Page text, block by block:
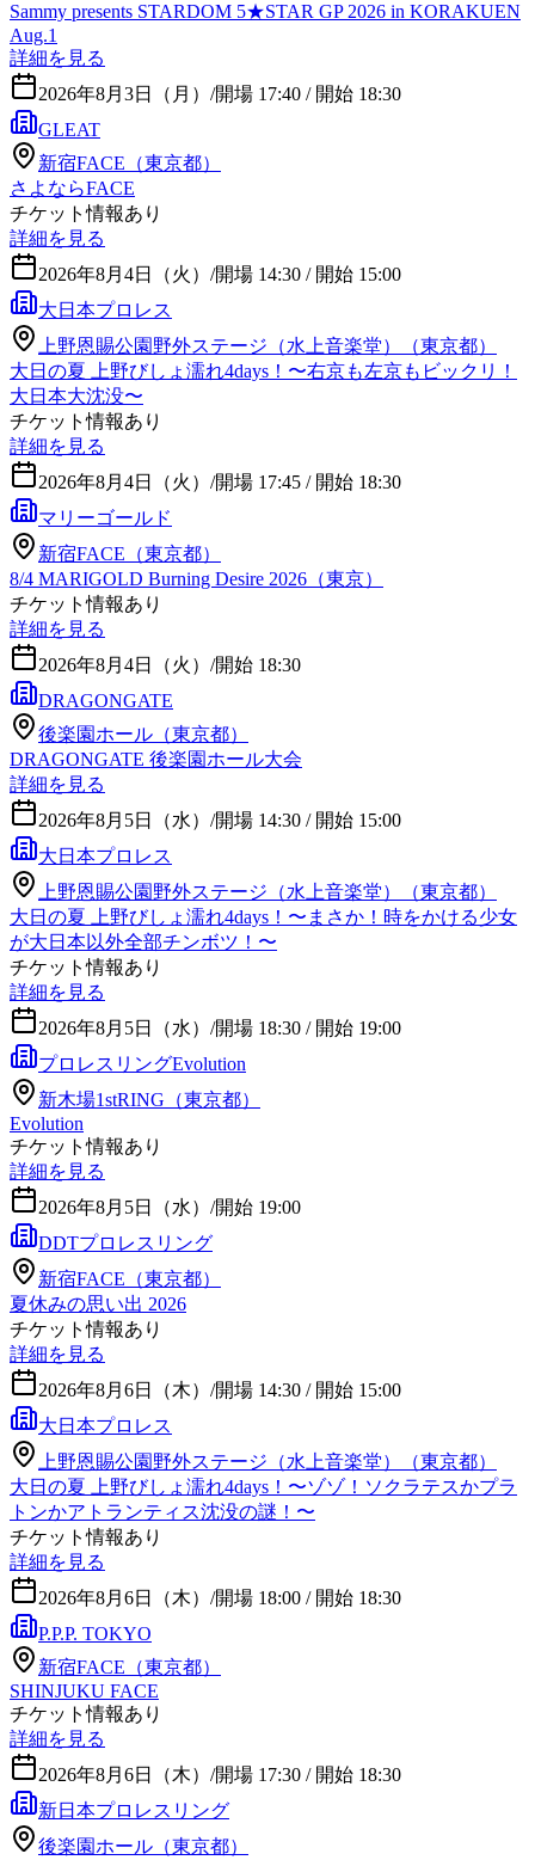
Sammy presents STARDOM 5★STAR GP 2026 in KORAKUEN
Aug.1
詳細を見る
2026年8月3日（月） /開場 17:40 / 開始 18:30
GLEAT
新宿FACE（東京都）
さよならFACE
チケット情報あり
詳細を見る
2026年8月4日（火） /開場 14:30 / 開始 15:00
大日本プロレス
上野恩賜公園野外ステージ（水上音楽堂）（東京都）
大日の夏 上野びしょ濡れ4days！〜右京も左京もビックリ！
大日本大沈没〜
チケット情報あり
詳細を見る
2026年8月4日（火） /開場 17:45 / 開始 18:30
マリーゴールド
新宿FACE（東京都）
8/4 MARIGOLD Burning Desire 2026（東京）
チケット情報あり
詳細を見る
2026年8月4日（火） /開始 18:30
DRAGONGATE
後楽園ホール（東京都）
DRAGONGATE 後楽園ホール大会
詳細を見る
2026年8月5日（水） /開場 14:30 / 開始 15:00
大日本プロレス
上野恩賜公園野外ステージ（水上音楽堂）（東京都）
大日の夏 上野びしょ濡れ4days！〜まさか！時をかける少女
が大日本以外全部チンボツ！〜
チケット情報あり
詳細を見る
2026年8月5日（水） /開場 18:30 / 開始 19:00
プロレスリングEvolution
新木場1stRING（東京都）
Evolution
チケット情報あり
詳細を見る
2026年8月5日（水） /開始 19:00
DDTプロレスリング
新宿FACE（東京都）
夏休みの思い出 2026
チケット情報あり
詳細を見る
2026年8月6日（木） /開場 14:30 / 開始 15:00
大日本プロレス
上野恩賜公園野外ステージ（水上音楽堂）（東京都）
大日の夏 上野びしょ濡れ4days！〜ゾゾ！ソクラテスかプラ
トンかアトランティス沈没の謎！〜
チケット情報あり
詳細を見る
2026年8月6日（木） /開場 18:00 / 開始 18:30
P.P.P. TOKYO
新宿FACE（東京都）
SHINJUKU FACE
チケット情報あり
詳細を見る
2026年8月6日（木） /開場 17:30 / 開始 18:30
新日本プロレスリング
後楽園ホール（東京都）